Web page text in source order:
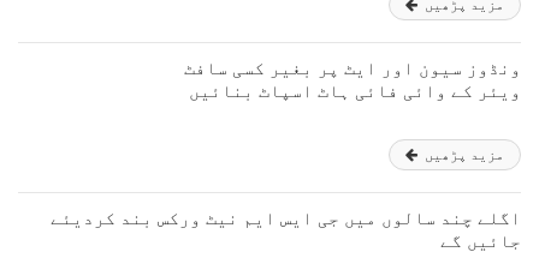
مزید پڑھیں
ونڈوز سیون اور ایٹ پر بغیر کسی سافٹ
ویئر کے وائی فائی ہاٹ اسپاٹ بنائیں
مزید پڑھیں
اگلے چند سالوں میں جی ایس ایم نیٹ ورکس بند کردیئے
جائیں گے